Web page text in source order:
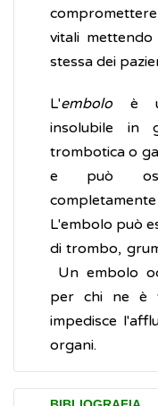
vitali
stessa dei
L'emboloè
insolubile in
trombotica o
e può
L'embolo può
di trombo,
Un embolo
per chi ne è
impedisce
organi.